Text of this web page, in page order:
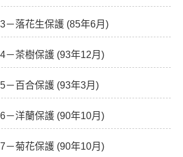
－落花生保護 (85年6月)
－茶樹保護 (93年12月)
－百合保護 (93年3月)
－洋蘭保護 (90年10月)
－菊花保護 (90年10月)